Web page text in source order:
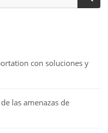
con soluciones y
las amenazas de